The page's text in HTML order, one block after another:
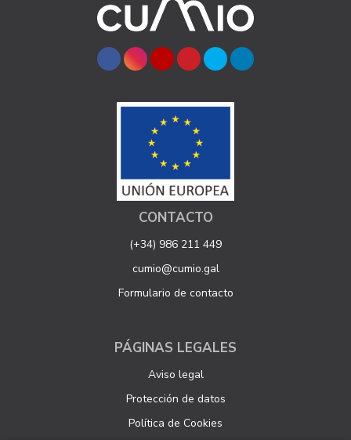
CONTACTO
(+34) 986 211 449
cumio@cumio.gal
Formulario de contacto
PÁGINAS LEGALES
Aviso legal
Protección de datos
Política de Cookies